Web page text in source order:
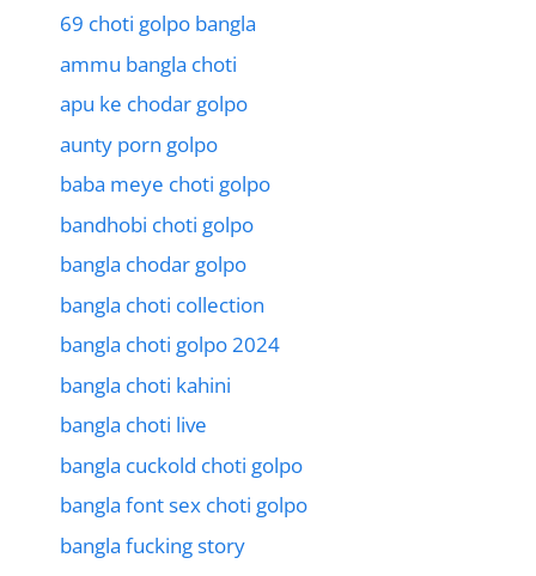
69 choti golpo bangla
ammu bangla choti
apu ke chodar golpo
aunty porn golpo
baba meye choti golpo
bandhobi choti golpo
bangla chodar golpo
bangla choti collection
bangla choti golpo 2024
bangla choti kahini
bangla choti live
bangla cuckold choti golpo
bangla font sex choti golpo
bangla fucking story